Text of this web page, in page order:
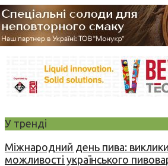
У тренді
Міжнародний день пива: виклики
можливості українського